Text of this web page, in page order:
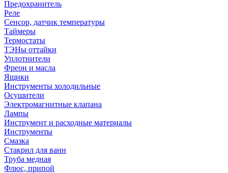
Предохранитель
Реле
Сенсор, датчик температуры
Таймеры
Термостаты
ТЭНы оттайки
Уплотнители
Фреон и масла
Ящики
Инструменты холодильные
Осушители
Электромагнитные клапана
Лампы
Инструмент и расходные материалы
Инструменты
Смазка
Стакрил для ванн
Труба медная
Флюс, припой